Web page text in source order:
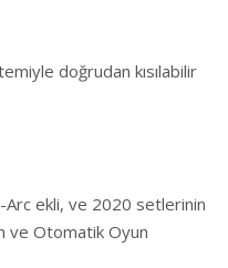
doğrudan kısılabilir
ekli, ve 2020 setlerinin
ve Otomatik Oyun